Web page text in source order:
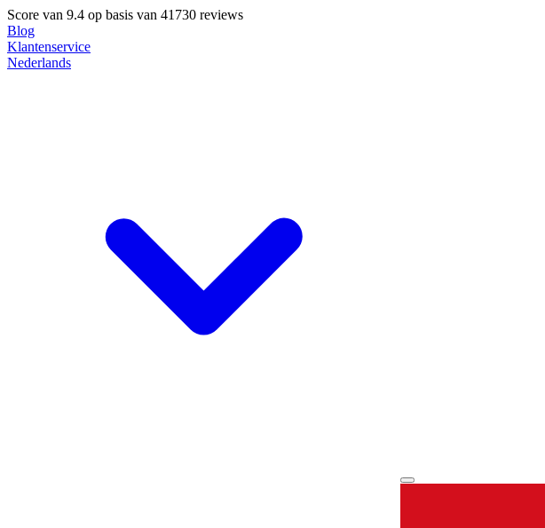
Score van 9.4 op basis van 41730 reviews
Blog
Klantenservice
Nederlands